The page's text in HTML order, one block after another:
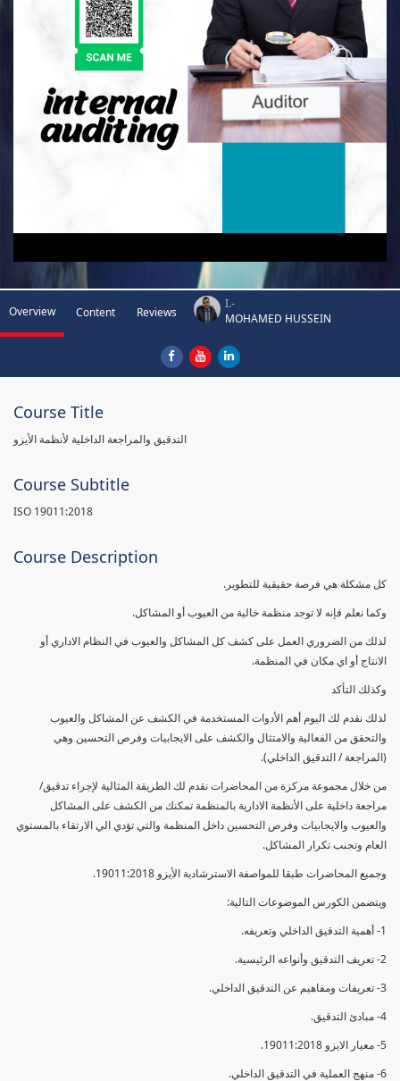
Overview Content Reviews
I.-
MOHAMED HUSSEIN
Course Title
التدقيق والمراجعة الداخلية لأنظمة الأيزو
Course Subtitle
ISO 19011:2018
Course Description
كل مشكلة هي فرصة حقيقية للتطوير.
وكما نعلم فإنه لا توجد منظمة خالية من العيوب أو المشاكل.
لذلك من الضروري العمل على كشف كل المشاكل والعيوب في النظام الاداري أو
الانتاج أو اي مكان في المنظمة.
وكذلك التأكد
لذلك نقدم لك اليوم أهم الأدوات المستخدمة في الكشف عن المشاكل والعيوب
والتحقق من الفعالية والامتثال والكشف على الايجابيات وفرص التحسين وهي
(المراجعة / التدقيق الداخلي).
من خلال مجموعة مركزة من المحاضرات نقدم لك الطريقة المثالية لإجراء تدقيق/
مراجعة داخلية على الأنظمة الادارية بالمنظمة تمكنك من الكشف على المشاكل
والعيوب والايجابيات وفرص التحسين داخل المنظمة والتي تؤدي الي الارتقاء بالمستوي
العام وتجنب تكرار المشاكل.
وجميع المحاضرات طبقا للمواصفة الاسترشادية الأيزو 19011:2018.
ويتضمن الكورس الموضوعات التالية:
1- أهمية التدقيق الداخلي وتعريفه.
2- تعريف التدقيق وأنواعه الرئيسية.
3- تعريفات ومفاهيم عن التدقيق الداخلي.
4- مبادئ التدقيق.
5- معيار الايزو 19011:2018.
6- منهج العملية في التدقيق الداخلي.